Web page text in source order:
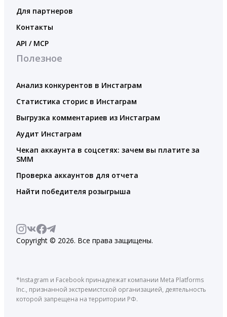
Для партнеров
Контакты
API / MCP
Полезное
Анализ конкурентов в Инстаграм
Статистика сторис в Инстаграм
Выгрузка комментариев из Инстаграм
Аудит Инстаграм
Чекап аккаунта в соцсетях: зачем вы платите за
SMM
Проверка аккаунтов для отчета
Найти победителя розыгрыша
Copyright © 2026. Все права защищены.
*Instagram и Facebook принадлежат компании Meta Platforms
Inc., признанной экстремистской организацией, деятельность
которой запрещена на территории РФ.